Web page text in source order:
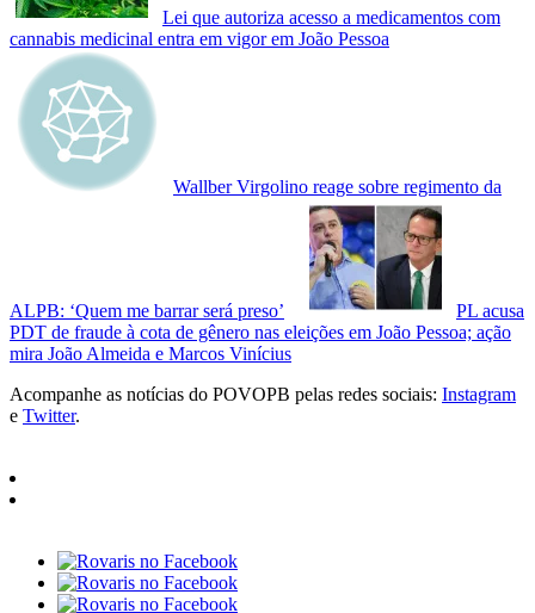
Lei que autoriza acesso a medicamentos com
cannabis medicinal entra em vigor em João Pessoa
Wallber Virgolino reage sobre regimento da
ALPB: ‘Quem me barrar será preso’
PL acusa
PDT de fraude à cota de gênero nas eleições em João Pessoa; ação
mira João Almeida e Marcos Vinícius
Acompanhe as notícias do POVOPB pelas redes sociais: Instagram
e Twitter.